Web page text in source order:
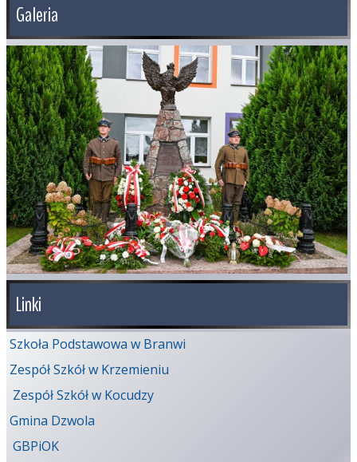
Galeria
Linki
Szkoła Podstawowa w Branwi
Zespół Szkół w Krzemieniu
Zespół Szkół w Kocudzy
Gmina Dzwola
GBPiOK